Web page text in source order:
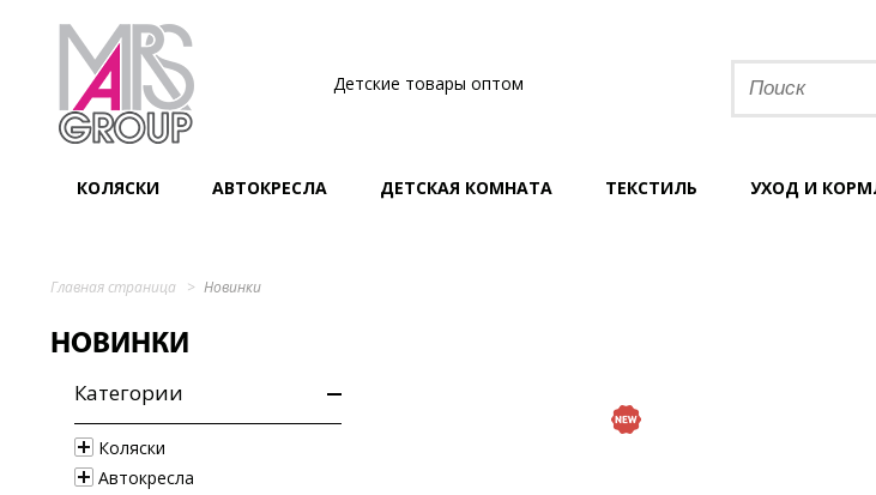
Детские товары оптом
КОЛЯСКИ АВТОКРЕСЛА ДЕТСКАЯ КОМНАТА ТЕКСТИЛЬ УХОД И
Главная страница Новинки
НОВИНКИ
Категории
Коляски
Автокресла